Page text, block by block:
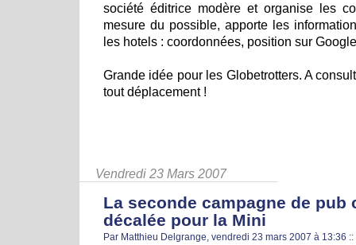
société éditrice modère et organise les
mesure du possible, apporte les
les hotels : coordonnées, position sur
Grande idée pour les Globetrotters. A
tout déplacement !
Vendredi 23 Mars 2007
La seconde campagne de pub
décalée pour la Mini
Par Matthieu Delgrange, vendredi 23 mars 2007 à 13:36 ::